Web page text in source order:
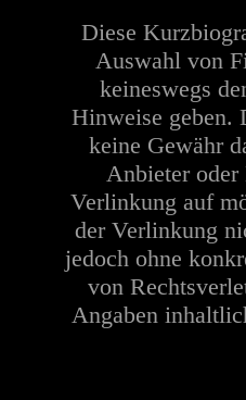
Diese
Auswahl von
keineswegs
Hinweise geben.
keine Gewähr
Anbieter
Verlinkung auf
der Verlinkung
jedoch ohne
von
Angaben